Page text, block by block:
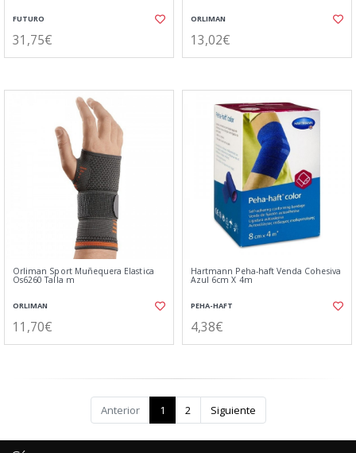
FUTURO
31,75€
ORLIMAN
13,02€
Orliman Sport Muñequera Elastica
Os6260 Talla m
ORLIMAN
11,70€
Hartmann Peha-haft Venda Cohesiva
Azul 6cm X 4m
PEHA-HAFT
4,38€
Anterior 1 2 Siguiente